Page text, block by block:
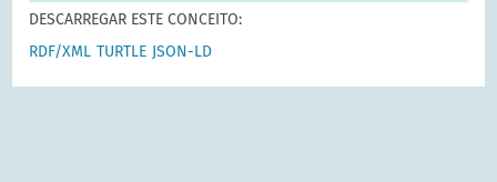
DESCARREGAR ESTE CONCEITO:
RDF/XML TURTLE JSON-LD